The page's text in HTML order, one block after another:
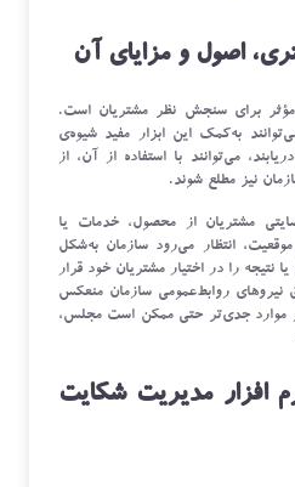
اصول و مزایای آن
برای سنجش نظر مشتریان است.
به‌کمک این ابزار مفید شیوه‌ی
می‌توانند با استفاده از آن، از
نیز مطلع شوند.
مشتریان از محصول، خدمات یا
انتظار می‌رود سازمان به‌شکل
نتیجه‌ را در اختیار مشتریان خود قرار
روابط‌عمومی سازمان منعکس
موارد جدی‌تر حتی ممکن است مجلس،
افزار مدیریت شکایت